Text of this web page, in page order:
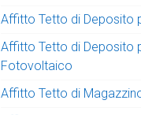
Affitto Tetto di Deposito
Affitto Tetto di Deposito
Fotovoltaico
Affitto Tetto di